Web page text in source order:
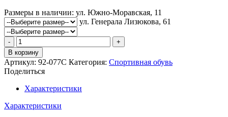
Размеры в наличии: ул. Южно-Моравская, 11
ул. Генерала Лизюкова, 61
Количество
товара
Кроссовки
INDIGO
KIDS
В корзину
Артикул: 92-077C Категория: Спортивная обувь
Поделиться
Характеристики
Характеристики